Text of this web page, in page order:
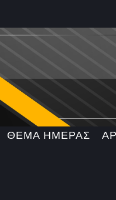
ΘΕΜΑ ΗΜΕΡΑΣ